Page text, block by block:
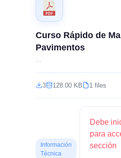
Curso Rápido de
Pavimentos
3 128.00 KB 1 files
Información
Técnica
Debe
para
sección